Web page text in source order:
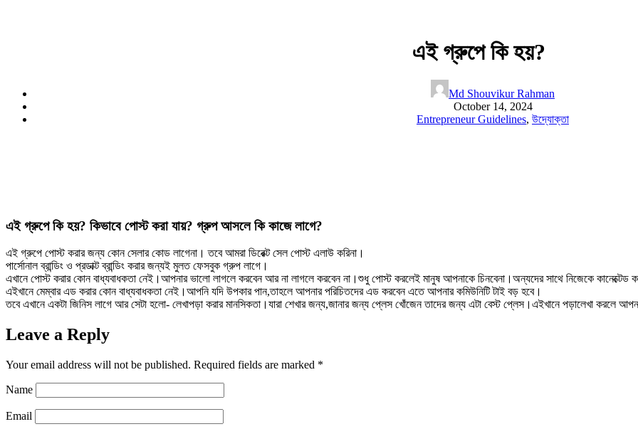
এই গ্রুপে কি হয়?
Md Shouvikur Rahman
October 14, 2024
Entrepreneur Guidelines, উদ্যোক্তা
এই গ্রুপে কি হয়? কিভাবে পোস্ট করা যায়? গ্রুপ আসলে কি কাজে লাগে?
এই গ্রুপে পোস্ট করার জন্য কোন সেলার কোড লাগেনা। তবে আমরা ডিরেক্ট সেল পোস্ট এলাউ করিনা।
পার্সোনাল ব্রান্ডিং ও প্রডাক্ট ব্রান্ডিং করার জন্যই মুলত ফেসবুক গ্রুপ লাগে।
এখানে পোস্ট করার কোন বাধ্যবাধকতা নেই।আপনার ভালো লাগলে করবেন আর না লাগলে করবেন না।শুধু পোস্ট করলেই মানুষ আপনাকে চিনবেনা।অন্যদের সাথে নিজেকে
এইখানে মেম্বার এড করার কোন বাধ্যবাধকতা নেই।আপনি যদি উপকার পান,তাহলে আপনার পরিচিতদের এড করবেন এতে আপনার কমিউনিটি টাই বড় হবে।
তবে এখানে একটা জিনিস লাগে আর সেটা হলো- লেখাপড়া করার মানসিকতা।যারা শেখার জন্য,জানার জন্য প্লেস খোঁজেন তাদের জন্য এটা বেস্ট প্লেস।এইখানে পড়ালেখা করলে
Leave a Reply
Your email address will not be published. Required fields are marked *
Name
Email